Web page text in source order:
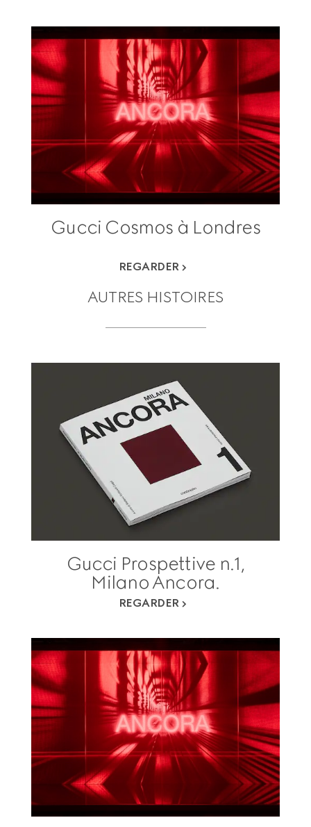
Gucci Cosmos à Londres
REGARDER
AUTRES HISTOIRES
Gucci Prospettive n.1,
Milano Ancora.
REGARDER